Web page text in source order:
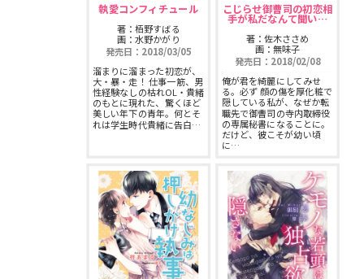
執愛コンフィチュール
著：栢野すばる
画：水野かがり
発売日：2018/03/05
溜まりに溜まった初恋が、
大・暴・走！ 仕事一筋、男
性経験なしの枯れOL・貴緒
のもとに現れた、驚くほど
美しい年下の青年。何とそ
れは学生時代貴緒に告白…
こじらせ御曹司の初恋相
手が私だなんて聞い…
著：佐木ささめ
画：無味子
発売日：2018/02/08
俺が君を綺麗にしてみせ
る。必ず 顔の傷を厚化粧で
隠している私が、なぜか転
職先で御曹司の寺内取締役
の専属秘書になることに。
だけど、彼こそが幼い頃
に…